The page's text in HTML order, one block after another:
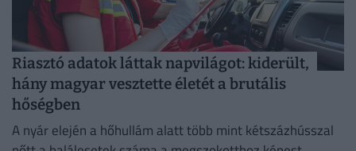
Riasztó adatok láttak napvilágot: kiderült,
hány magyar vesztette életét a brutális
hőségben
A nyár elején a hőhullám alatt több mint kétszázhússzal